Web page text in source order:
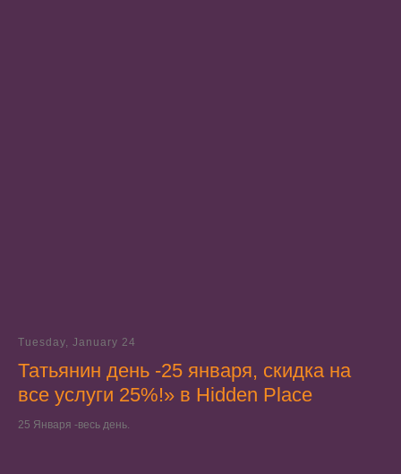
Tuesday, January 24
Татьянин день -25 января, скидка на
все услуги 25%!» в Hidden Place
25 Января -весь день.